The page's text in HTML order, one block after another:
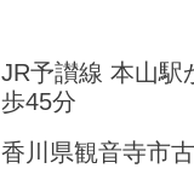
JR予讃線 本山駅
歩45分
香川県観音寺市